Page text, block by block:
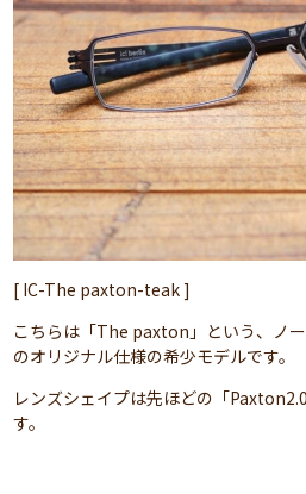
[ IC-The paxton-teak ]
こちらは「The paxton」という、ノ
のオリジナル仕様の希少モデルです。
レンズシェイプは先ほどの「
す。